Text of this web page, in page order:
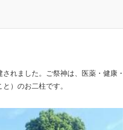
れました。ご祭神は、医薬・健康
）のお二柱です。